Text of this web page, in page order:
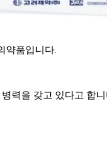
약품입니다.
력을 갖고 있다고 합